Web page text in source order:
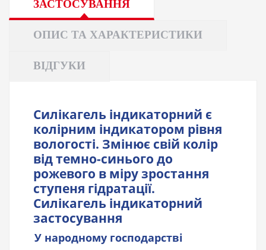
ЗАСТОСУВАННЯ
ОПИС ТА ХАРАКТЕРИСТИКИ
ВІДГУКИ
Силікагель індикаторний є
колірним індикатором рівня
вологості. Змінює свій колір
від темно-синього до
рожевого в міру зростання
ступеня гідратації.
Силікагель індикаторний
застосування
У народному господарстві